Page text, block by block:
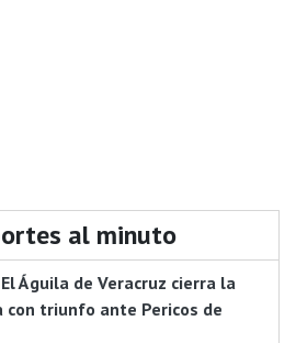
al minuto
El Águila de Veracruz cierra la
con triunfo ante Pericos de